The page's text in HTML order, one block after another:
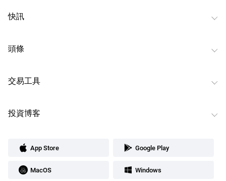
快訊
頭條
交易工具
投資博客
App Store Google Play
MacOS Windows